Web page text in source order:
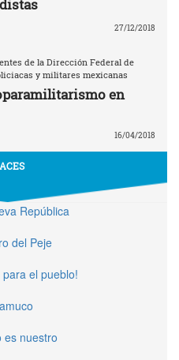
27/12/2018
de la Dirección Federal de
y militares mexicanas
en
16/04/2018
República
del Peje
para el pueblo!
es nuestro